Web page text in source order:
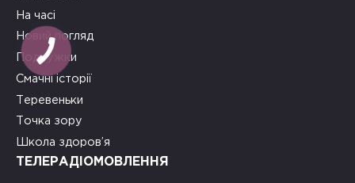
На часі
Новий погляд
Подружки
Смачні історії
Теревеньки
Точка зору
Школа здоров’я
ТЕЛЕРАДІОМОВЛЕННЯ
КНОПКА
ЗВ'ЯЗКУ